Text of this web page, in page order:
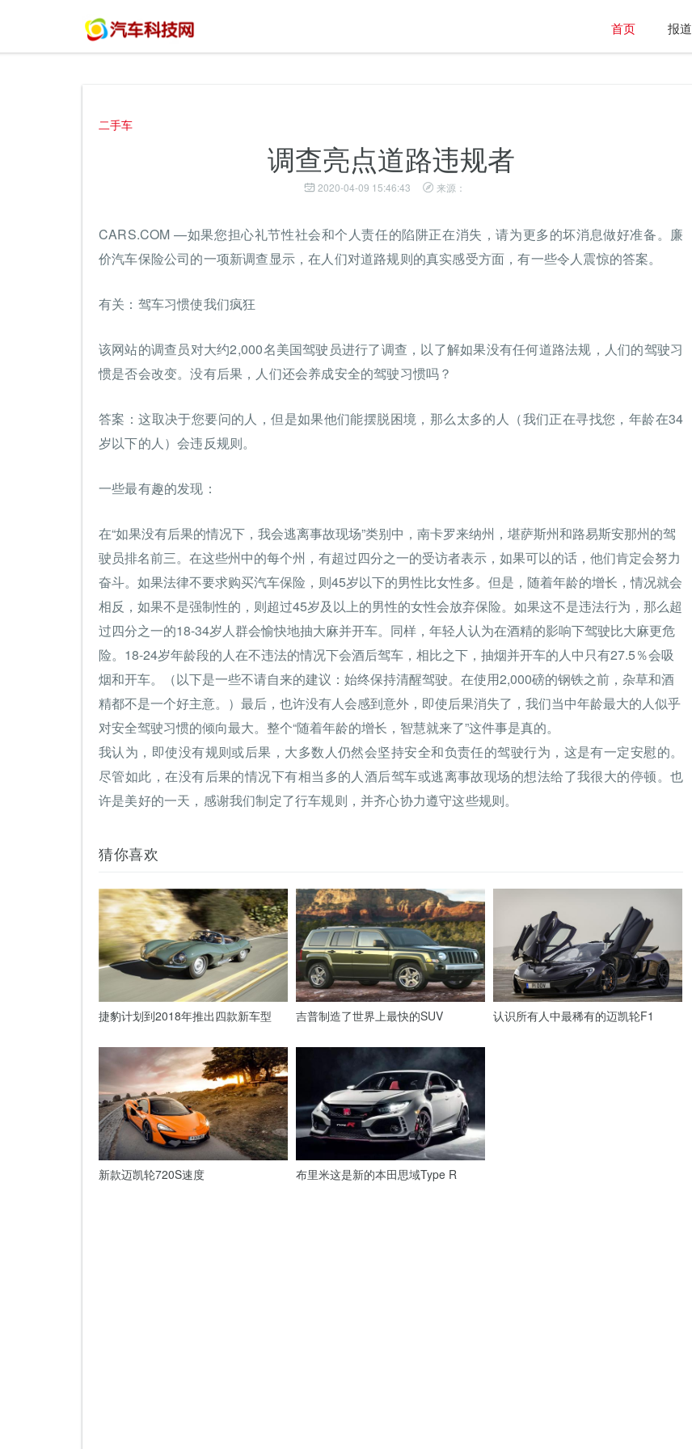
首页 报道
二手车
调查亮点道路违规者
2020-04-09 15:46:43 来源：
CARS.COM —如果您担心礼节性社会和个人责任的陷阱正在消失，请为更多的坏消息做好准备。廉
价汽车保险公司的一项新调查显示，在人们对道路规则的真实感受方面，有一些令人震惊的答案。
有关：驾车习惯使我们疯狂
该网站的调查员对大约2,000名美国驾驶员进行了调查，以了解如果没有任何道路法规，人们的驾驶习
惯是否会改变。没有后果，人们还会养成安全的驾驶习惯吗？
答案：这取决于您要问的人，但是如果他们能摆脱困境，那么太多的人（我们正在寻找您，年龄在34
岁以下的人）会违反规则。
一些最有趣的发现：
在“如果没有后果的情况下，我会逃离事故现场”类别中，南卡罗来纳州，堪萨斯州和路易斯安那州的驾
驶员排名前三。在这些州中的每个州，有超过四分之一的受访者表示，如果可以的话，他们肯定会努力
奋斗。如果法律不要求购买汽车保险，则45岁以下的男性比女性多。但是，随着年龄的增长，情况就会
相反，如果不是强制性的，则超过45岁及以上的男性的女性会放弃保险。如果这不是违法行为，那么超
过四分之一的18-34岁人群会愉快地抽大麻并开车。同样，年轻人认为在酒精的影响下驾驶比大麻更危
险。18-24岁年龄段的人在不违法的情况下会酒后驾车，相比之下，抽烟并开车的人中只有27.5％会吸
烟和开车。（以下是一些不请自来的建议：始终保持清醒驾驶。在使用2,000磅的钢铁之前，杂草和酒
精都不是一个好主意。）最后，也许没有人会感到意外，即使后果消失了，我们当中年龄最大的人似乎
对安全驾驶习惯的倾向最大。整个“随着年龄的增长，智慧就来了”这件事是真的。
我认为，即使没有规则或后果，大多数人仍然会坚持安全和负责任的驾驶行为，这是有一定安慰的。
尽管如此，在没有后果的情况下有相当多的人酒后驾车或逃离事故现场的想法给了我很大的停顿。也
许是美好的一天，感谢我们制定了行车规则，并齐心协力遵守这些规则。
猜你喜欢
捷豹计划到2018年推出四款新车型 吉普制造了世界上最快的SUV 认识所有人中最稀有的迈凯轮F1
新款迈凯轮720S速度 布里米这是新的本田思域Type R